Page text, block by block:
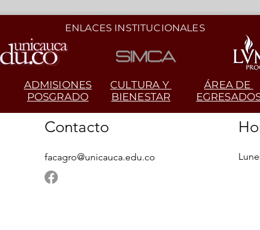
ENLACES INSTITUCIONALES
ADMISIONES
POSGRADO
CULTURA Y
BIENESTAR
ÁREA DE
Contacto
facagro@unicauca.edu.co